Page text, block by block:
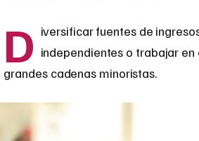
D iversificar fuentes de
independientes o trabajar
grandes cadenas minoristas.